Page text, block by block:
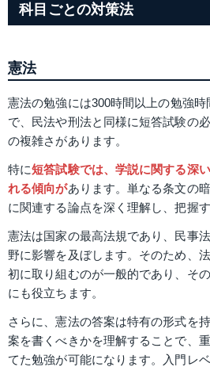
科目ごとの対策法
憲法
憲法の勉強には300時間以上の勉強
で、民法や刑法と同様に短答試験の
の複雑さがあります。
特に短答試験では、学説に関する深
れる傾向があります。単なる条文の
に関連する論点を深く理解し、把握
憲法は国家の最高法規であり、民事
野に影響を及ぼします。そのため、
初に取り組むのが一般的であり、そ
にも役立ちます。
さらに、憲法の答案は特有の形式を
案を書くべきかを理解することで、
てた勉強が可能になります。入門レ